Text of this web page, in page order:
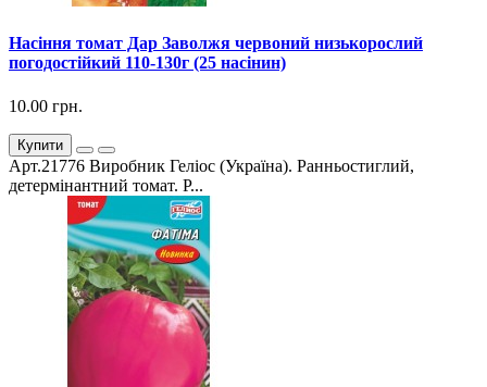
Насіння томат Дар Заволжя червоний низькорослий
погодостійкий 110-130г (25 насінин)
10.00 грн.
Купити
Арт.21776 Виробник Геліос (Україна). Ранньостиглий,
детермінантний томат. Р...